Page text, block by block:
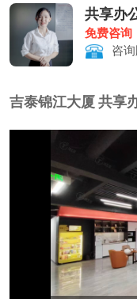
共享办
免费咨询
咨
吉泰锦江大厦 共享